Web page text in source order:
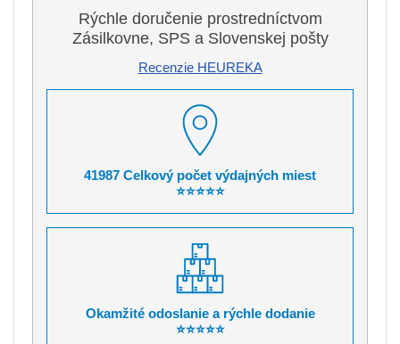
Rýchle doručenie prostredníctvom
Zásilkovne, SPS a Slovenskej pošty
Recenzie HEUREKA
41987 Celkový počet výdajných miest
⭐⭐⭐⭐⭐
Okamžité odoslanie a rýchle dodanie
⭐⭐⭐⭐⭐